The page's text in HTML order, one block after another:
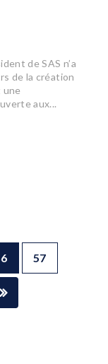
de SAS n’a
de la création
une
aux...
57